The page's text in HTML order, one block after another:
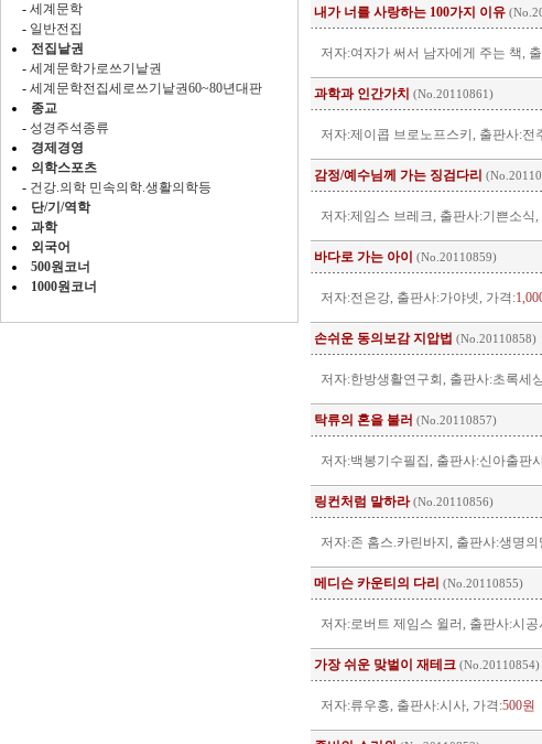
- 세계문학
- 일반전집
전집낱권
- 세계문학가로쓰기낱권
- 세계문학전집세로쓰기낱권60~80년대판
종교
- 성경주석종류
경제경영
의학스포츠
- 건강.의학 민속의학.생활의학등
단/기/역학
과학
외국어
500원코너
1000원코너
내가 너를 사랑하는 100가지 이유
저자:여자가 써서 남자에게 주는 책,
과학과 인간가치 (No.20110861)
저자:제이콥 브로노프스키, 출판사:전
감정/예수님께 가는 징검다리
저자:제임스 브레크, 출판사:기쁜소식,
바다로 가는 아이 (No.20110859)
저자:전은강, 출판사:가야넷, 가격:
손쉬운 동의보감 지압법 (No.20110858)
저자:한방생활연구회, 출판사:초록세
탁류의 혼을 불러 (No.20110857)
저자:백봉기수필집, 출판사:신아출판
링컨처럼 말하라(No.20110856)
저자:존 홈스.카린바지, 출판사:생명의
메디슨 카운티의 다리 (No.20110855)
저자:로버트 제임스 윌러, 출판사:시공
가장 쉬운 맞벌이 재테크 (No.20110854)
저자:류우홍, 출판사:시사, 가격:500원